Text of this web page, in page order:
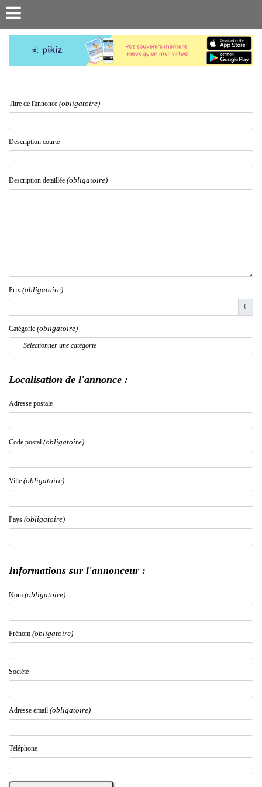
Titre de l'annonce (obligatoire)
Description courte
Description detaillée (obligatoire)
Prix (obligatoire)
€
Catégorie (obligatoire)
Sélectionner une catégorie
Localisation de l'annonce :
Adresse postale
Code postal (obligatoire)
Ville (obligatoire)
Pays (obligatoire)
Informations sur l'annonceur :
Nom (obligatoire)
Prénom (obligatoire)
Société
Adresse email (obligatoire)
Téléphone